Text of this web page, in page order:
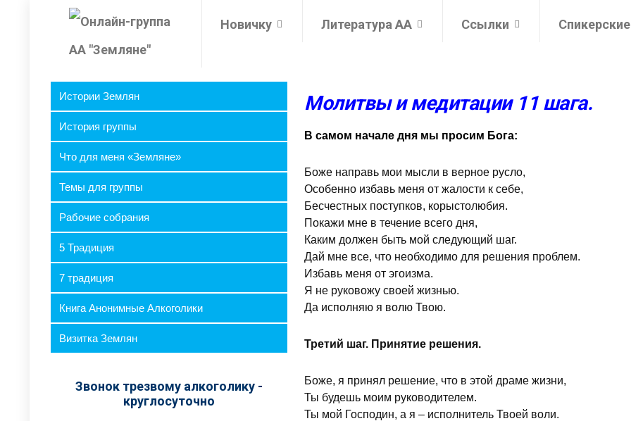
Новичку Литература АА Ссылки Спикерские
Молитвы и медитации 11 шага.
В самом начале дня мы просим Бога:
Боже направь мои мысли в верное русло,
Особенно избавь меня от жалости к себе,
Бесчестных поступков, корыстолюбия.
Покажи мне в течение всего дня,
Каким должен быть мой следующий шаг.
Дай мне все, что необходимо для решения проблем.
Избавь меня от эгоизма.
Я не руковожу своей жизнью.
Да исполняю я волю Твою.
Третий шаг. Принятие решения.
Боже, я принял решение, что в этой драме жизни,
Ты будешь моим руководителем.
Ты мой Господин, а я – исполнитель Твоей воли.
Истории Землян
История группы
Что для меня «Земляне»
Темы для группы
Рабочие собрания
5 Традиция
7 традиция
Книга Анонимные Алкоголики
Визитка Землян
Звонок трезвому алкоголику -
круглосуточно